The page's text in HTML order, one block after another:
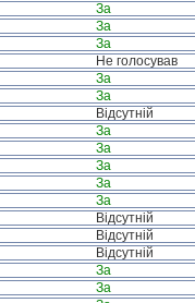
За
За
За
Не голосував
За
За
Відсутній
За
За
За
За
За
Відсутній
Відсутній
Відсутній
За
За